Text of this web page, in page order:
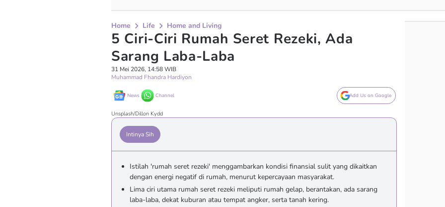
Home Life Home and Living
5 Ciri-Ciri Rumah Seret Rezeki, Ada
Sarang Laba-Laba
31 Mei 2026, 14:58 WIB
Muhammad Fhandra Hardiyon
News Channel Add Us on Google
Unsplash/Dillon Kydd
Intinya Sih
Istilah 'rumah seret rezeki' menggambarkan kondisi finansial sulit yang dikaitkan
dengan energi negatif di rumah, menurut kepercayaan masyarakat.
Lima ciri utama rumah seret rezeki meliputi rumah gelap, berantakan, ada sarang
laba-laba, dekat kuburan atau tempat angker, serta tanah kering.